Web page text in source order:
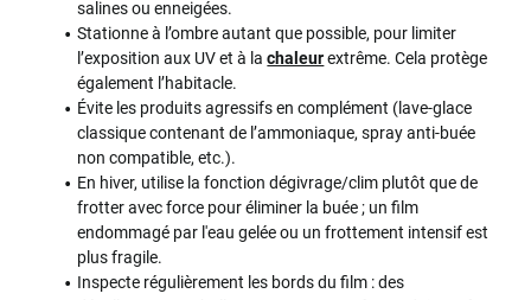
salines ou enneigées.
Stationne à l’ombre autant que possible, pour limiter
l’exposition aux UV et à lachaleurextrême. Cela protège
également l’habitacle.
Évite les produits agressifs en complément (lave-glace
classique contenant de l’ammoniaque, spray anti-buée
non compatible, etc.).
En hiver, utilise la fonction dégivrage/clim plutôt que de
frotter avec force pour éliminer la buée ; un film
endommagé par l'eau gelée ou un frottement intensif est
plus fragile.
Inspecte régulièrement les bords du film : des